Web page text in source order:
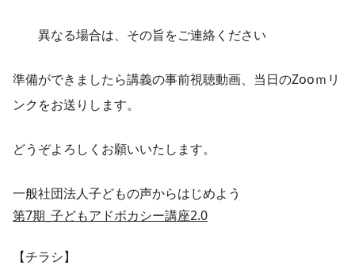
異なる場合は、その旨をご連絡ください
準備ができましたら講義の事前視聴動画、当日のZooｍリ
ンクをお送りします。
どうぞよろしくお願いいたします。
一般社団法人子どもの声からはじめよう
第7期_子どもアドボカシー講座2.0
【チラシ】